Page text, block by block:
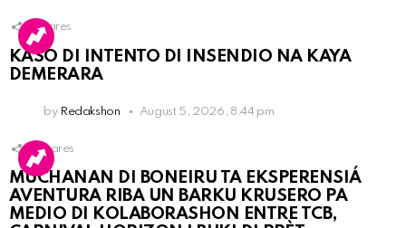
Shares
KASO DI INTENTO DI INSENDIO NA KAYA
DEMERARA
by Redakshon August 5, 2026, 8:44 pm
Shares
MUCHANAN DI BONEIRU TA EKSPERENSIÁ
AVENTURA RIBA UN BARKU KRUSERO PA
MEDIO DI KOLABORASHON ENTRE TCB,